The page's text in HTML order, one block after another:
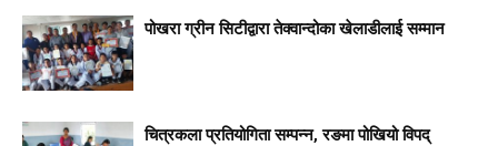
पोखरा ग्रीन सिटीद्वारा तेक्वान्दोका खेलाडीलाई सम्मान
चित्रकला प्रतियोगिता सम्पन्न, रङमा पोखियो विपद्